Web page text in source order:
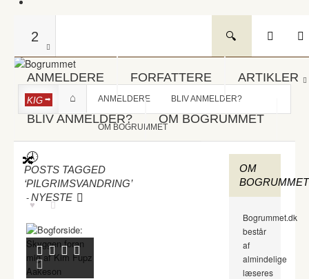
2
ANMELDERE FORFATTERE ARTIKLER
BLIV ANMELDER? OM BOGRUMMET
KIG ANMELDERE BLIV ANMELDER?
OM BOGRUMMET
POSTS TAGGED
‘PILGRIMSVANDRING’
-NYESTE
OM
BOGRUMMET
Bogrummet.dk
består
af
almindelige
læseres